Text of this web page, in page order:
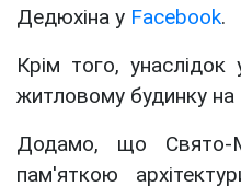
Дедюхіна у Facebook.
Крім того,
житловому будинку
Додамо, що Свято-
пам'яткою